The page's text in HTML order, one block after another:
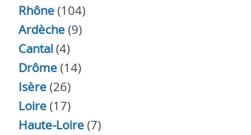
Rhône(104)
Ardèche(9)
Cantal(4)
Drôme(14)
Isère(26)
Loire(17)
Haute-Loire(7)